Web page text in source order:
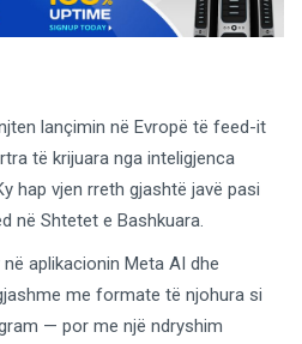
lançimin në Evropë të feed-it
të krijuara nga inteligjenca
hap vjen rreth gjashtë javë pasi
në Shtetet e Bashkuara.
aplikacionin Meta AI dhe
me formate të njohura si
— por me një ndryshim